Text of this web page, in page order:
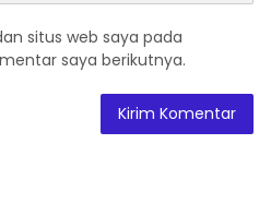
situs web saya pada
saya berikutnya.